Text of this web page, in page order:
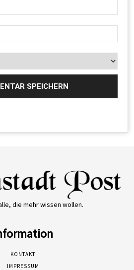
die mehr wissen wollen.
KONTAKT
IMPRESSUM